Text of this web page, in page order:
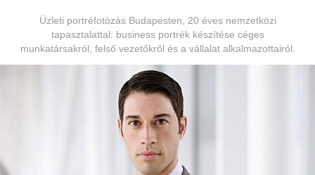
Üzleti portréfotózás Budapesten, 20 éves nemzetközi
tapasztalattal: business portrék készítése céges
munkatársakról, felső vezetőkről és a vállalat alkalmazottairól.